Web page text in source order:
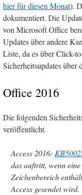
hier für diesen Monat).
dokumentiert. Die
von Microsoft Office
Updates über andere
Liste, da es über Click-
Sicherheitsupdates
Office 2016
Die folgenden
veröffentlicht.
Access 2016:
das auftritt, wenn
Zeichenbereich
Access gesendet wird.